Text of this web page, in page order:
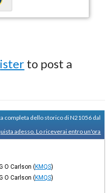
to post a
completa dello storico di N21056 dal
adesso. Lo riceverai entro un'ora
O Carlson (KMQS)
O Carlson (KMQS)